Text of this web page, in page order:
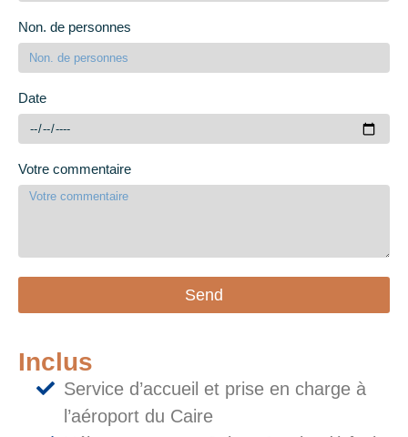
Non. de personnes
Date
Votre commentaire
Send
Inclus
Service d’accueil et prise en charge à
l’aéroport du Caire